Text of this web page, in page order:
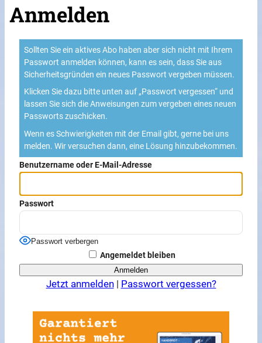
Anmelden
Sollten Sie ein aktives Abo haben aber sich nicht mit Ihrem
Passwort anmelden können, kann es sein, dass Sie aus
Sicherheitsgründen ein neues Passwort vergeben müssen.
Klicken Sie dazu bitte unten auf „Passwort vergessen“ und
lassen Sie sich die Anweisungen zum vergeben eines neuen
Passworts zuschicken.
Wenn es Schwierigkeiten mit der Email gibt, gerne bei uns
melden. Wir versuchen dann, eine Lösung hinzubekommen.
Benutzername oder E-Mail-Adresse
Passwort
Passwort verbergen
Angemeldet bleiben
Jetzt anmelden| Passwort vergessen?